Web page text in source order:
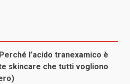
l’acido tranexamico è
skincare che tutti vogliono